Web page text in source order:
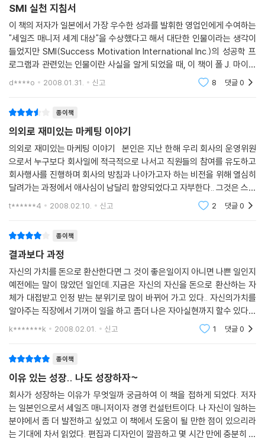
서 조화를 이룰 수 있어야 회사는 발전한다는 것이다. 마케팅은 제품을 파
는 데만 머물지 않는다. 제품을 효율적으로 판매할 수 있는 시스템은 직원
들 간의 관계를 원만하게 만드는 것도 포함된다. 부하의 자산 상태까지도
상사의 책임이라고 말하는 저자는 직원이 안정된 환경에서 일할 수 있도록
만들어 주는 것 역시 마케팅의 한 부분이라고 역설한다. 홍보나 영업 등에
만 국한된 것이 아니라 제품의 개발과 인력 관리, 작업 환경 등 회사의 전반
것이다.
더불어 이 책은 가망 고객 확보, 후속 조치, 고객 모집 방법 등 고객의 마음
을 움직여 어떻게 상품을 판매할 수 있는가 대해 명쾌한 답변을 제시한다.
또 강한 회사를 만들기 위해 사장들이 돈을 어떻게 관리해야 하는가, 회의
는 어떤 식으로 진행해야 하는가, 사원들의 능력은 어떻게 끌어올려야 하
는가에 관한 경영의 원칙들도 제시하고 있다. 이시하라가 제시하는 방법들
금 당장 실천 가능하다. 이러한 방법들을 상황에 맞게 응용하면 놀라운 경
험을 하게 될 것이다.
SMI 실천 지침서
이 책의 저자가 일본에서 가장 우수한 성과를 발휘한 영업인에게 수여하는
"세일즈 매니저 세계 대상"을 수상했다고 해서 대단한 인물이라는 생각이
들었지만 SMI(Success Motivation International Inc.)의 성공학 프
로그램과 관련있는 인물이란 사실을 알게 되었을 때, 이 책이 폴 J. 마이어
의 성공학 컨설팅 프로그램의 사상을 전달하려는 것임을 직감할 수 있었
d****o 2008.01.31. 신고 8 댓글0
종이책
의외로 재미있는 마케팅 이야기
의외로 재미있는 마케팅 이야기 본인은 지난 한해 우리 회사의 운영위원
으로서 누구보다 회사일에 적극적으로 나서고 직원들의 참여를 유도하고
회사행사를 진행하며 회사의 방침과 나아가고자 하는 비전을 위해 열심히
달려가는 과정에서 애사심이 남달리 함양되었다고 자부한다.. 그것은 스스
로가 생각할때 내가 몸담고 있는 회사가 지금 한참 '성장'하는 회사였기에
t******4 2008.02.10. 신고 2 댓글0
종이책
결과보다 과정
자신의 가치를 돈으로 환산한다면 그 것이 좋은일이지 아니면 나쁜 일인지
예전에는 말이 많았던 일인데..지금은 자신의 자신을 돈으로 환산하는 자
체가 대접받고 인정 받는 분위기로 많이 바뀌어 가고 있다.. 자신의가치를
알아주는 직장에서 기꺼이 일을 하고 좀더 나은 자아실현까지 할수 있다고
말을 할수 있을것이다. 그만큼 많이 변했다는 이야기다. 몸값이라고 하면
k*******k 2008.02.01. 신고 1 댓글0
종이책
이유 있는 성장.. 나도 성장하자~
회사가 성장하는 이유가 무엇일까 궁금하여 이 책을 접하게 되었다. 저자
는 일본인으로서 세일즈 매니저이자 경영 컨설턴트이다. 나 자신이 일하는
분야에서 좀 더 발전하고 싶었고 이 책에서 도움이 될 만한 점이 있으리라
는 기대에 차서 읽었다. 편집과 디자인이 깔끔하고 몇 시간 만에 충분히 읽